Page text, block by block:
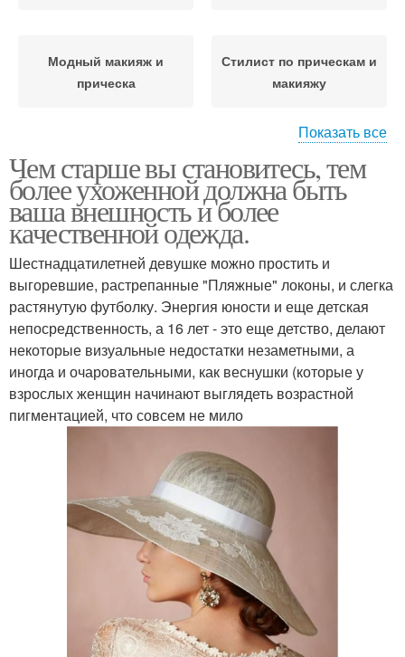
Модный макияж и
прическа
Стилист по прическам и
макияжу
прическу
макияжа
Свадебные прически и
макияж
Прическа и макияж с
выездом на дом
Макияж под прическу
Модели для причесок и
макияжа
Макияж и прически для
Вечерние прически и
Маникюр педикюр
макияж прическа
Макияж и прическа на
Цены на прически и
Показать все
Чем старше вы становитесь, тем
более ухоженной должна быть
ваша внешность и более
качественной одежда.
Шестнадцатилетней девушке можно простить и
выгоревшие, растрепанные "Пляжные" локоны, и слегка
растянутую футболку. Энергия юности и еще детская
непосредственность, а 16 лет - это еще детство, делают
некоторые визуальные недостатки незаметными, а
иногда и очаровательными, как веснушки (которые у
взрослых женщин начинают выглядеть возрастной
пигментацией, что совсем не мило